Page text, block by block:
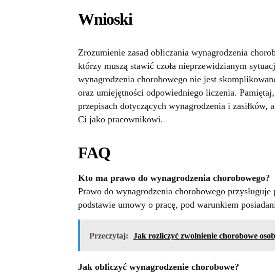
Wnioski
Zrozumienie zasad obliczania wynagrodzenia
którzy muszą stawić czoła nieprzewidzianym
wynagrodzenia chorobowego nie jest
oraz umiejętności odpowiedniego liczenia.
przepisach dotyczących wynagrodzenia i zasiłków,
Ci jako pracownikowi.
FAQ
Kto ma prawo do wynagrodzenia chorobowego?
Prawo do wynagrodzenia chorobowego
podstawie umowy o pracę, pod warunkiem
Przeczytaj: Jak rozliczyć zwolnienie chorobowe
Jak obliczyć wynagrodzenie chorobowe?